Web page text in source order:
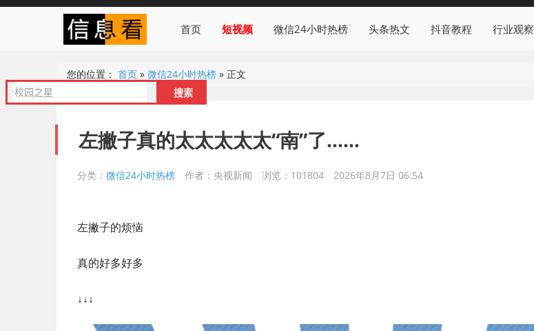
首页 短视频 微信24小时热榜 头条热文 抖音教程 行业观察
您的位置： 首页 » 微信24小时热榜 » 正文
左撇子真的太太太太太“南”了……
分类： 微信24小时热榜 作者：央视新闻 浏览：101804 2026年8月7日 06:54
左撇子的烦恼
真的好多好多
↓↓↓